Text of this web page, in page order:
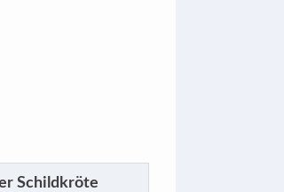
Schildkröte